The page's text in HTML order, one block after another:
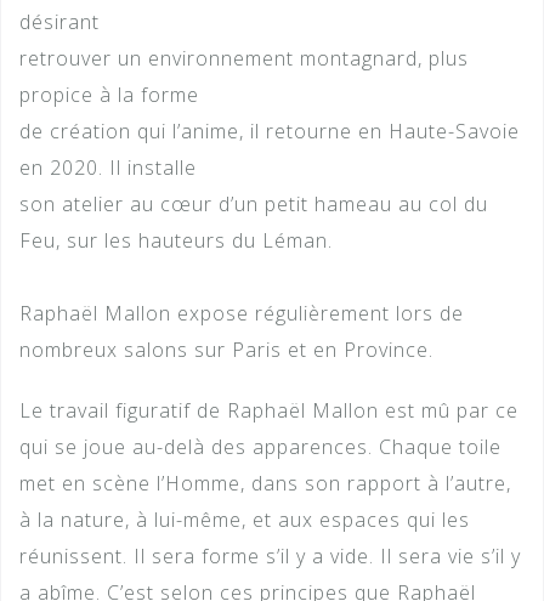
désirant
retrouver un environnement montagnard, plus
propice à la forme
de création qui l’anime, il retourne en Haute-Savoie
en 2020. Il installe
son atelier au cœur d’un petit hameau au col du
Feu, sur les hauteurs du Léman.
Raphaël Mallon expose régulièrement lors de
nombreux salons sur Paris et en Province.
Le travail figuratif de Raphaël Mallon est mû par ce
qui se joue au-delà des apparences. Chaque toile
met en scène l’Homme, dans son rapport à l’autre,
à la nature, à lui-même, et aux espaces qui les
réunissent. Il sera forme s’il y a vide. Il sera vie s’il y
a abîme. C’est selon ces principes que Raphaël